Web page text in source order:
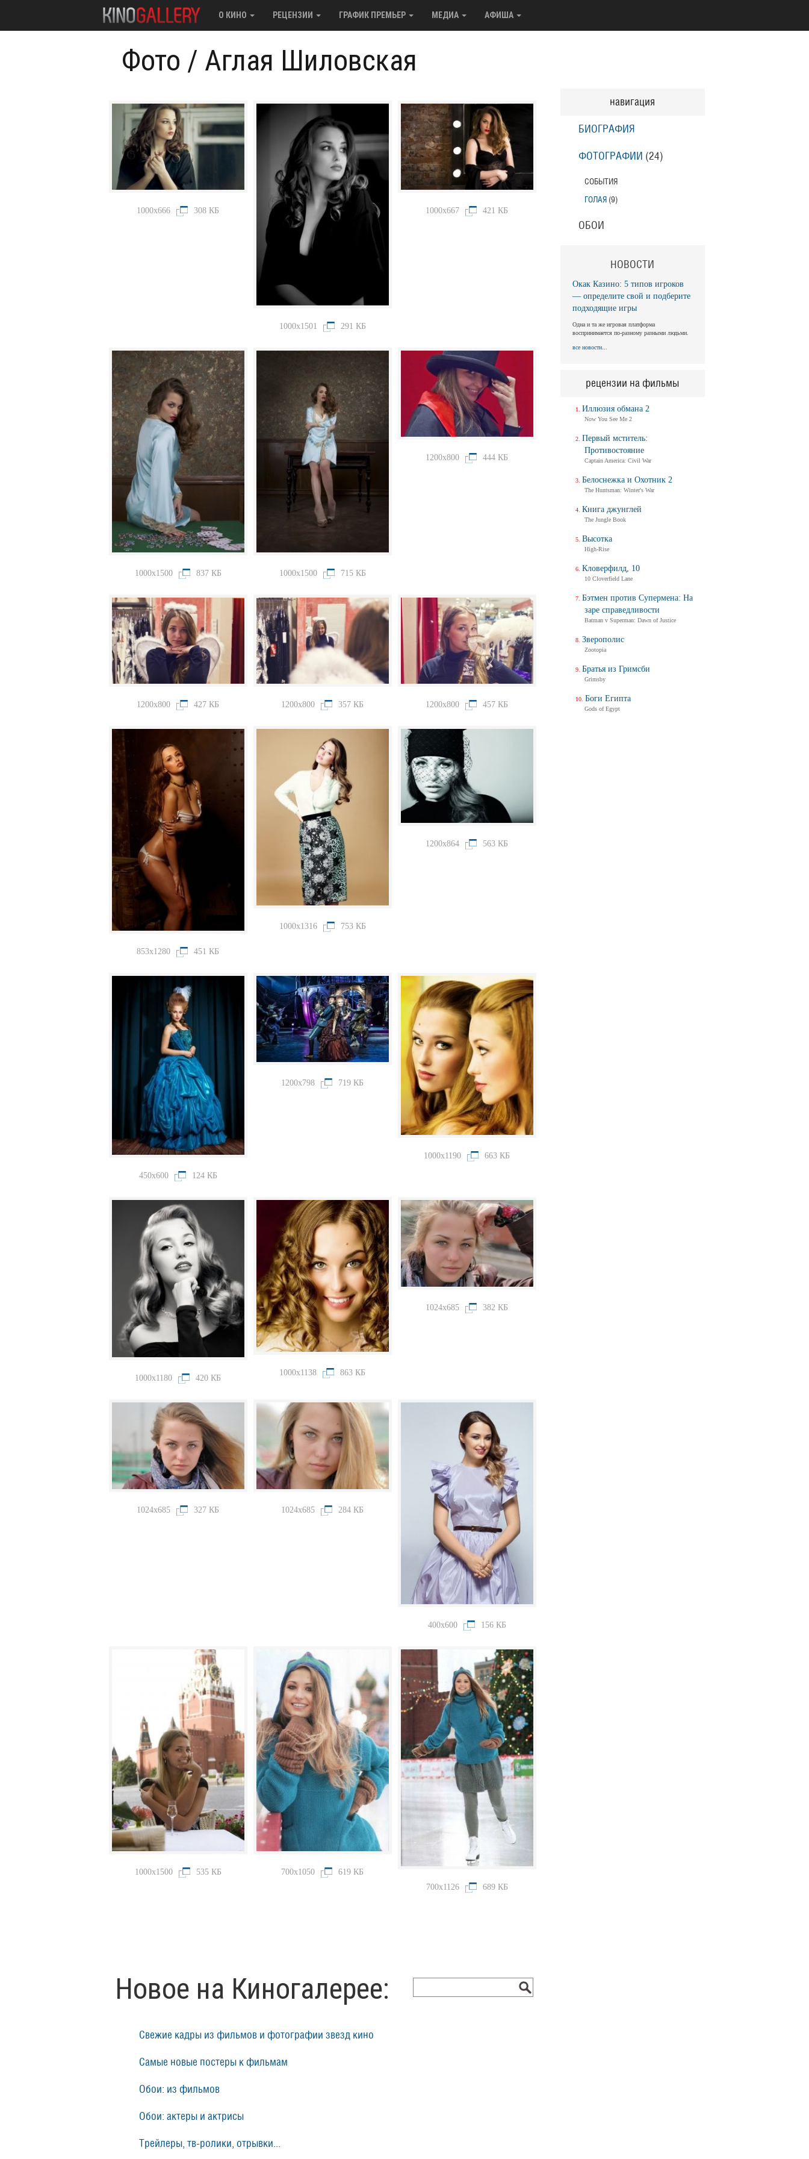
О КИНО РЕЦЕНЗИИ ГРАФИК ПРЕМЬЕР МЕДИА АФИША
Фото / Аглая Шиловская
1000x666 308 КБ
1000x1501 291 КБ
1000x667 421 КБ
1000x1500 837 КБ 1000x1500 715 КБ
1200x800 444 КБ
1200x800 427 КБ 1200x800 357 КБ 1200x800 457 КБ
853x1280 451 КБ
1000x1316 753 КБ
1200x864 563 КБ
450x600 124 КБ
1200x798 719 КБ
1000x1190 663 КБ
1000x1180 420 КБ
1000x1138 863 КБ
1024x685 382 КБ
1024x685 327 КБ 1024x685 284 КБ
400x600 156 КБ
1000x1500 535 КБ 700x1050
619 КБ
700x1126
689 КБ
Новое на Киногалерее:
Свежие кадры из фильмов и фотографии звезд кино
Самые новые постеры к фильмам
Обои: из фильмов
Обои: актеры и актрисы
Трейлеры, тв-ролики, отрывки...
навигация
БИОГРАФИЯ
ФОТОГРАФИИ (24)
СОБЫТИЯ
ГОЛАЯ (9)
ОБОИ
НОВОСТИ
Окак Казино: 5 типов игроков
— определите свой и подберите
подходящие игры
Одна и та же игровая платформа
воспринимается по-разному разными людьми.
все новости...
рецензии на фильмы
Иллюзия обмана 2
Now You See Me 2
Первый мститель:
Противостояние
Captain America: Civil War
Белоснежка и Охотник 2
The Huntsman: Winter's War
Книга джунглей
The Jungle Book
Высотка
High-Rise
Кловерфилд, 10
10 Cloverfield Lane
Бэтмен против Супермена: На
заре справедливости
Batman v Superman: Dawn of Justice
Зверополис
Zootopia
Братья из Гримсби
Grimsby
Боги Египта
Gods of Egypt